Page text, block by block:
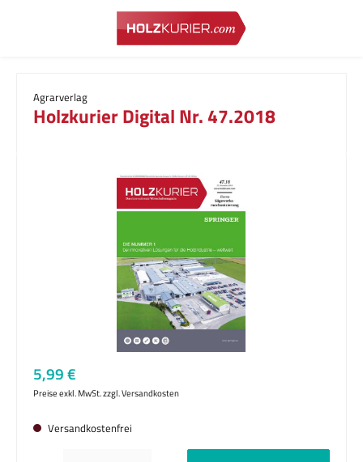
Zum Hauptinhalt springen
Agrarverlag
Holzkurier Digital Nr. 47.2018
Bildergalerie überspringen
Regulärer Preis:
5,99 €
Preise exkl. MwSt. zzgl. Versandkosten
Versandkostenfrei
Produkt Anzahl: Gib den gewünschten Wert ein oder benutze die Schaltflächen um